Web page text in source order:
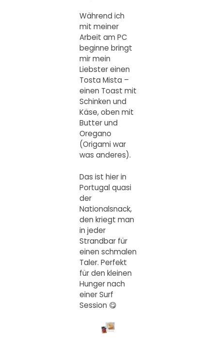
Während ich
mit meiner
Arbeit am PC
beginne bringt
mir mein
Liebster einen
Tosta Mista –
einen Toast mit
Schinken und
Käse, oben mit
Butter und
Oregano
(Origami war
was anderes).
Das ist hier in
Portugal quasi
der
Nationalsnack,
den kriegt man
in jeder
Strandbar für
einen schmalen
Taler. Perfekt
für den kleinen
Hunger nach
einer Surf
Session 😋